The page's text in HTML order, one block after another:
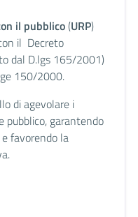
il pubblico (URP)
il Decreto
dal D.lgs 165/2001)
150/2000.
di agevolare i
pubblico, garantendo
favorendo la